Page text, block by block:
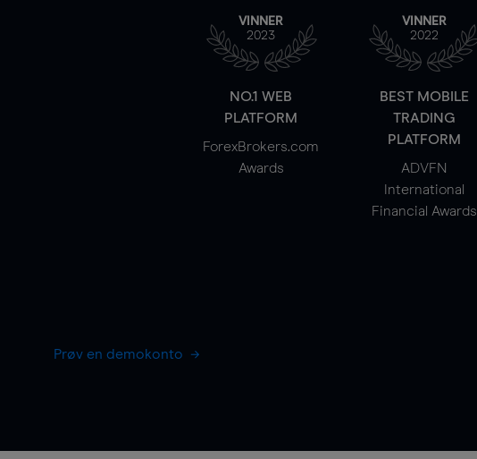
VINNER
2023
NO.1 WEB
PLATFORM
ForexBrokers.com
Awards
VINNER
2022
BEST MOBILE
TRADING
PLATFORM
ADVFN
International
Financial Awards
Prøv en demokonto